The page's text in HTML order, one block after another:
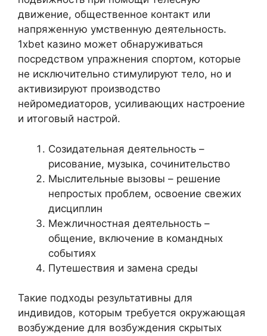
движение, общественное контакт или
напряженную умственную деятельность.
1xbet казино может обнаруживаться
посредством упражнения спортом, которые
не исключительно стимулируют тело, но и
активизируют производство
нейромедиаторов, усиливающих настроение
и итоговый настрой.
Созидательная деятельность –
рисование, музыка, сочинительство
Мыслительные вызовы – решение
непростых проблем, освоение свежих
дисциплин
Межличностная деятельность –
общение, включение в командных
событиях
Путешествия и замена среды
Такие подходы результативны для
индивидов, которым требуется окружающая
возбуждение для возбуждения скрытых